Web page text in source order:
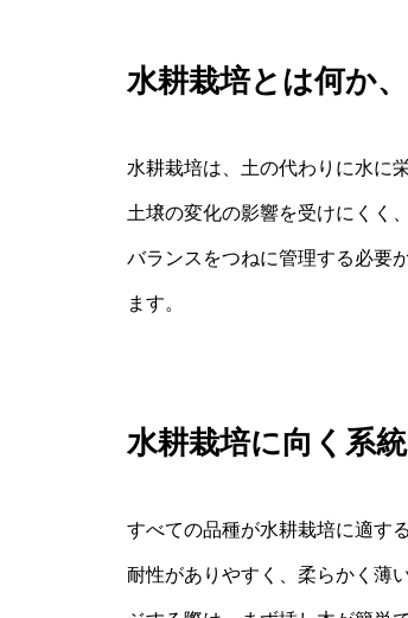
水耕栽培とは何か
水耕栽培は、土の代わりに水に
土壌の変化の影響を受けにくく
バランスをつねに管理する必要
ます。
水耕栽培に向く系
すべての品種が水耕栽培に適す
耐性がありやすく、柔らかく薄